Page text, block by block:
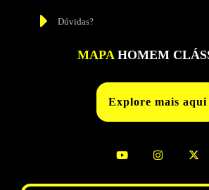
Dúvidas?
MAPAHOMEM
Explore mais aqui